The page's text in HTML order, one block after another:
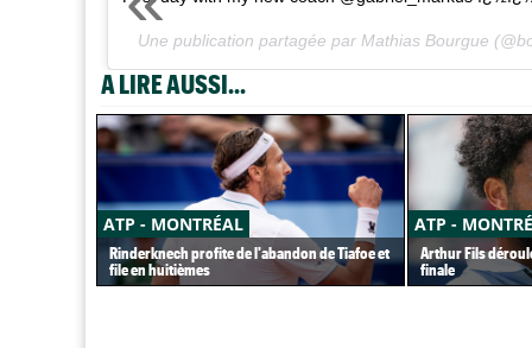
Une publication partagée par Mathias Bourgue
A LIRE AUSSI...
ATP - MONTRÉAL
Rinderknech profite de l'abandon de Tiafoe et
file en huitièmes
ATP -
Arthur Fils
finale